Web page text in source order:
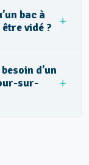
bac à
vidé ?
d’un
sur-